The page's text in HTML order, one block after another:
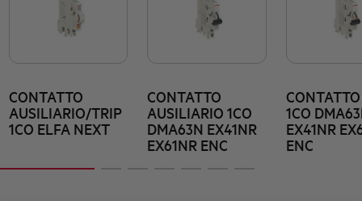
CONTATTO
AUSILIARIO/TRIP
1CO ELFA NEXT
CONTATTO
AUSILIARIO 1CO
DMA63N EX41NR
EX61NR ENC
1CO
EX41NR
ENC